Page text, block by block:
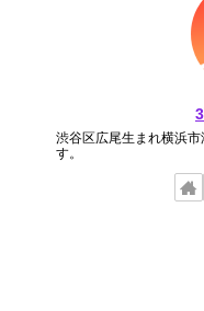
渋谷区広尾生まれ横浜
す。